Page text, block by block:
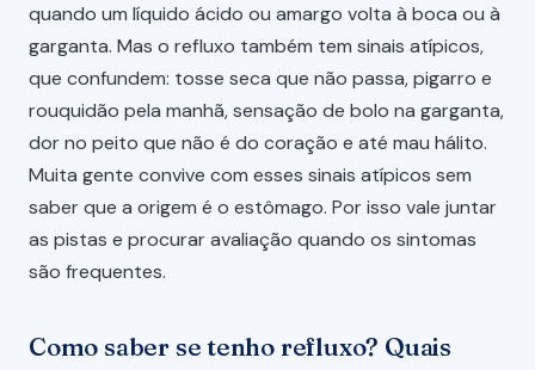
quando um líquido ácido ou amargo volta à boca ou à
garganta. Mas o refluxo também tem sinais atípicos,
que confundem: tosse seca que não passa, pigarro e
rouquidão pela manhã, sensação de bolo na garganta,
dor no peito que não é do coração e até mau hálito.
Muita gente convive com esses sinais atípicos sem
saber que a origem é o estômago. Por isso vale juntar
as pistas e procurar avaliação quando os sintomas
são frequentes.
Como saber se tenho refluxo? Quais